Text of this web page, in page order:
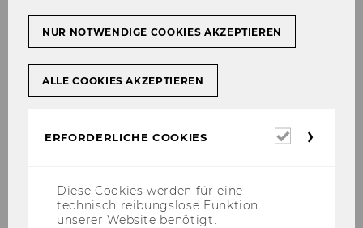
Leiterin der Abteilung für
Bildungswissenschaft
erna.nairz@wu.ac.at
+43-1-31336-4677
NUR NOTWENDIGE COOKIES AKZEPTIEREN
ALLE COOKIES AKZEPTIEREN
ERFORDERLICHE COOKIES
Diese Cookies werden für eine
technisch reibungslose Funktion
unserer Website benötigt.